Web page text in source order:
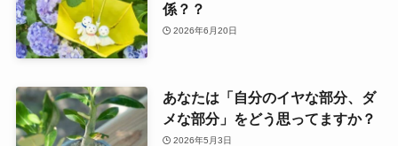
係？？
2026年6月20日
あなたは「自分のイヤな部分、ダ
メな部分」をどう思ってますか？
2026年5月3日